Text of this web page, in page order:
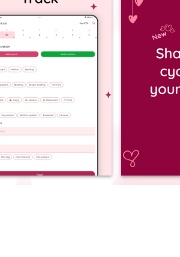
eindigt, menstruatie later)